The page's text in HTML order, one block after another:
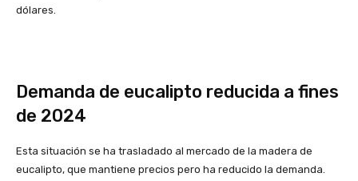
dólares.
Demanda de eucalipto reducida a fines
de 2024
Esta situación se ha trasladado al mercado de la madera de
eucalipto, que mantiene precios pero ha reducido la demanda.